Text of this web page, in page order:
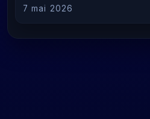
7 mai 2026